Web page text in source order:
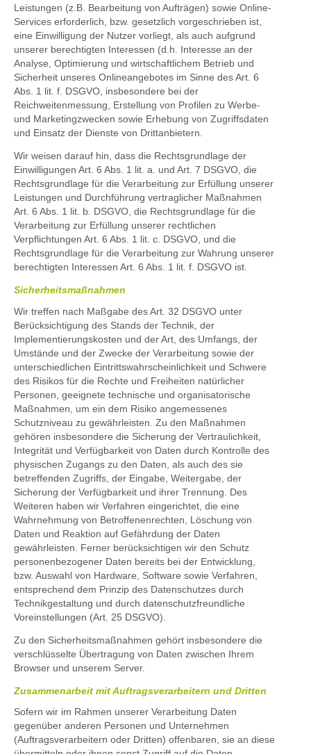
Leistungen (z.B. Bearbeitung von Aufträgen) sowie Online-
Services erforderlich, bzw. gesetzlich vorgeschrieben ist,
eine Einwilligung der Nutzer vorliegt, als auch aufgrund
unserer berechtigten Interessen (d.h. Interesse an der
Analyse, Optimierung und wirtschaftlichem Betrieb und
Sicherheit unseres Onlineangebotes im Sinne des Art. 6
Abs. 1 lit. f. DSGVO, insbesondere bei der
Reichweitenmessung, Erstellung von Profilen zu Werbe-
und Marketingzwecken sowie Erhebung von Zugriffsdaten
und Einsatz der Dienste von Drittanbietern.
Wir weisen darauf hin, dass die Rechtsgrundlage der
Einwilligungen Art. 6 Abs. 1 lit. a. und Art. 7 DSGVO, die
Rechtsgrundlage für die Verarbeitung zur Erfüllung unserer
Leistungen und Durchführung vertraglicher Maßnahmen
Art. 6 Abs. 1 lit. b. DSGVO, die Rechtsgrundlage für die
Verarbeitung zur Erfüllung unserer rechtlichen
Verpflichtungen Art. 6 Abs. 1 lit. c. DSGVO, und die
Rechtsgrundlage für die Verarbeitung zur Wahrung unserer
berechtigten Interessen Art. 6 Abs. 1 lit. f. DSGVO ist.
Sicherheitsmaßnahmen
Wir treffen nach Maßgabe des Art. 32 DSGVO unter
Berücksichtigung des Stands der Technik, der
Implementierungskosten und der Art, des Umfangs, der
Umstände und der Zwecke der Verarbeitung sowie der
unterschiedlichen Eintrittswahrscheinlichkeit und Schwere
des Risikos für die Rechte und Freiheiten natürlicher
Personen, geeignete technische und organisatorische
Maßnahmen, um ein dem Risiko angemessenes
Schutzniveau zu gewährleisten. Zu den Maßnahmen
gehören insbesondere die Sicherung der Vertraulichkeit,
Integrität und Verfügbarkeit von Daten durch Kontrolle des
physischen Zugangs zu den Daten, als auch des sie
betreffenden Zugriffs, der Eingabe, Weitergabe, der
Sicherung der Verfügbarkeit und ihrer Trennung. Des
Weiteren haben wir Verfahren eingerichtet, die eine
Wahrnehmung von Betroffenenrechten, Löschung von
Daten und Reaktion auf Gefährdung der Daten
gewährleisten. Ferner berücksichtigen wir den Schutz
personenbezogener Daten bereits bei der Entwicklung,
bzw. Auswahl von Hardware, Software sowie Verfahren,
entsprechend dem Prinzip des Datenschutzes durch
Technikgestaltung und durch datenschutzfreundliche
Voreinstellungen (Art. 25 DSGVO).
Zu den Sicherheitsmaßnahmen gehört insbesondere die
verschlüsselte Übertragung von Daten zwischen Ihrem
Browser und unserem Server.
Zusammenarbeit mit Auftragsverarbeitern und Dritten
Sofern wir im Rahmen unserer Verarbeitung Daten
gegenüber anderen Personen und Unternehmen
(Auftragsverarbeitern oder Dritten) offenbaren, sie an diese